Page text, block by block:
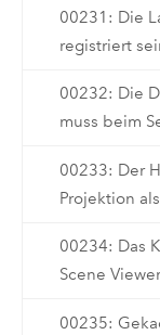
00231: Die
registriert
00232: Die
muss beim
00233: Der
Projektion
00234: Das
Scene
00235: